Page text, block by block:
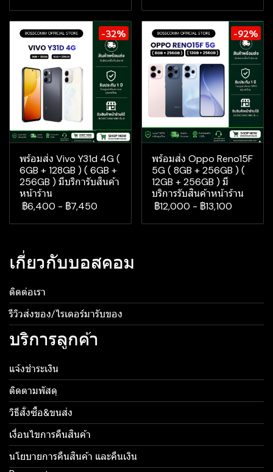
-32%
พร้อมส่ง Vivo Y31d 4G (
6GB + 128GB ) ( 6GB +
256GB ) มีบริการับสินค้า
หน้าร้าน
฿6,400 - ฿7,450
-92%
พร้อมส่ง Oppo Reno15F
5G ( 8GB + 256GB ) (
12GB + 256GB ) มี
บริการรับสินค้าหน้าร้าน
฿12,000 - ฿13,100
เกี่ยวกับบอสคอม
ติดต่อเรา
รีวิวส่งของ/ไรเดอร์มารับของ
บริการลูกค้า
แจ้งชำระเงิน
ติดตามพัสดุ
วิธีสั่งซื้อ&ขนส่ง
เงื่อนไขการคืนสินค้า
นโยบายการคืนสินค้า และคืนเงิน